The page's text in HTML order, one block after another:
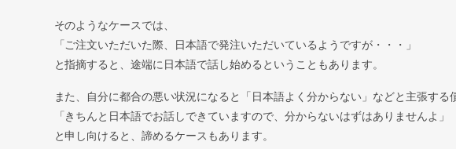
そのようなケースでは、
「ご注文いただいた際、日本語で発注いただいているようですが・・・」
と指摘すると、途端に日本語で話し始めるということもあります。
また、自分に都合の悪い状況になると「日本語よく分からない」などと主張する
「きちんと日本語でお話しできていますので、分からないはずはありませんよ」
と申し向けると、諦めるケースもあります。